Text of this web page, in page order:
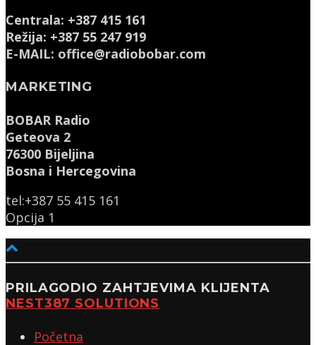
Centrala: +387 415 161
Režija: +387 55 247 919
E-MAIL: office@radiobobar.com
MARKETING
BOBAR Radio
Geteova 2
76300 Bijeljina
Bosna i Hercegovina
tel:+387 55 415 161
Opcija 1
PRILAGODIO ZAHTJEVIMA KLIJENTA
NEST387 SOLUTIONS
Početna